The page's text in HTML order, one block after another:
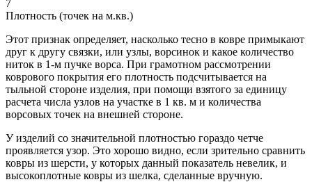
7
Плотность (точек на м.кв.)
Этот признак определяет, насколько тесно в ковре примыкают
друг к другу связки, или узлы, ворсинок и какое количество
ниток в 1-м пучке ворса. При грамотном рассмотрении
коврового покрытия его плотность подсчитывается на
тыльной стороне изделия, при помощи взятого за единицу
расчета числа узлов на участке в 1 кв. м и количества
ворсовых точек на внешней стороне.
У изделий со значительной плотностью гораздо четче
проявляется узор. Это хорошо видно, если зрительно сравнить
ковры из шерсти, у которых данный показатель невелик, и
высокоплотные ковры из шелка, сделанные вручную.